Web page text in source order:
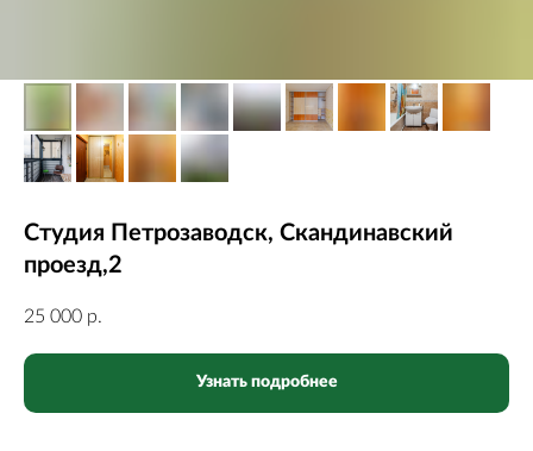
Студия Петрозаводск, Скандинавский
проезд,2
25 000 р.
Узнать подробнее